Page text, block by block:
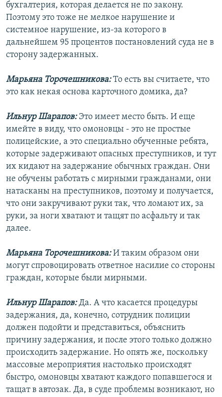
бухгалтерия, которая делается не по закону.
Поэтому это тоже не мелкое нарушение и
системное нарушение, из-за которого в
дальнейшем 95 процентов постановлений суда не в
сторону задержанных.
Марьяна Торочешникова:То есть вы считаете, что
это как некая основа карточного домика, да?
Ильнур Шарапов:Это имеет место быть. И еще
имейте в виду, что омоновцы - это не простые
полицейские, а это специально обученные ребята,
которые задерживают опасных преступников, и тут
их кидают на задержание обычных граждан. Они
не обучены работать с мирными гражданами, они
натасканы на преступников, поэтому и получается,
что они закручивают руки так, что ломают их, за
руки, за ноги хватают и тащят по асфальту и так
далее.
Марьяна Торочешникова:И таким образом они
могут спровоцировать ответное насилие со стороны
граждан, которые были мирными.
Ильнур Шарапов:Да. А что касается процедуры
задержания, да, конечно, сотрудник полиции
должен подойти и представиться, объяснить
причину задержания, и после этого только должно
происходить задержание. Но опять же, поскольку
массовые мероприятия настолько происходят
быстро, омоновцы хватают каждого попавшегося и
тащат в автозак. Да, в суде проблемы возникают, но